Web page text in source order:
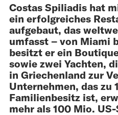
Costas Spiliadis hat
ein erfolgreiches
aufgebaut, das
umfasst – von Miami
besitzt er ein
sowie zwei Yachten,
in Griechenland zur
Unternehmen, das zu
Familienbesitz ist,
mehr als 100 Mio.